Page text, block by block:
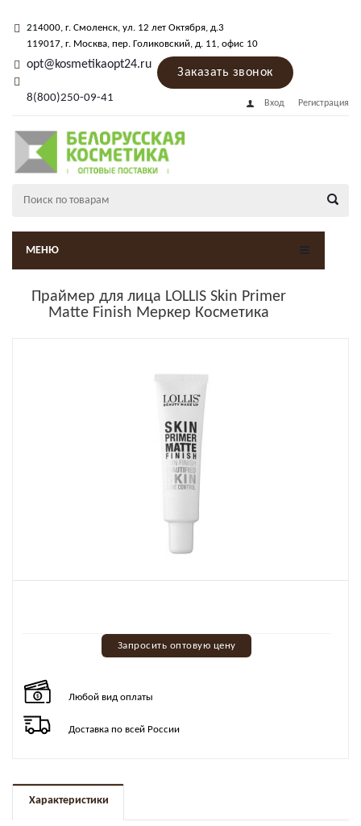
214000, г. Смоленск, ул. 12 лет Октября, д.3
119017, г. Москва, пер. Голиковский, д. 11, офис 10
opt@kosmetikaopt24.ru
8(800)250-09-41
Заказать звонок
Вход Регистрация
МЕНЮ
Праймер для лица LOLLIS Skin Primer
Matte Finish Меркер Косметика
Запросить оптовую цену
Любой вид оплаты
Доставка по всей России
Характеристики